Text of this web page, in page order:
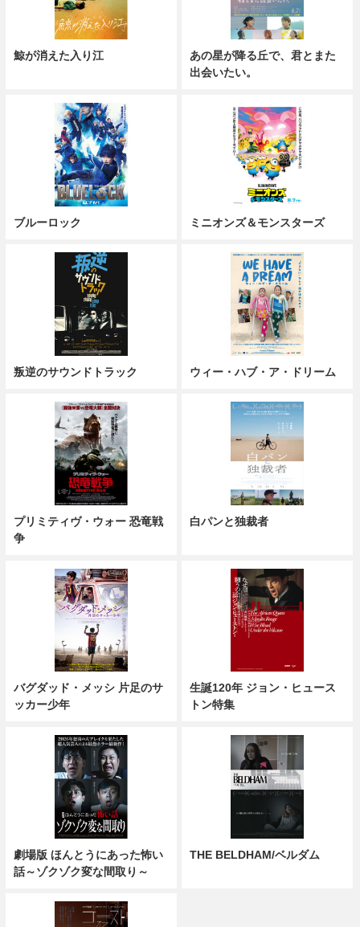
鯨が消えた入り江
あの星が降る丘で、君とまた
出会いたい。
ブルーロック ミニオンズ＆モンスターズ
叛逆のサウンドトラック ウィー・ハブ・ア・ドリーム
プリミティヴ・ウォー 恐竜戦
争
白パンと独裁者
バグダッド・メッシ 片足のサ
ッカー少年
生誕120年 ジョン・ヒュース
トン特集
劇場版 ほんとうにあった怖い
話～ゾクゾク変な間取り～
THE BELDHAM/ベルダム